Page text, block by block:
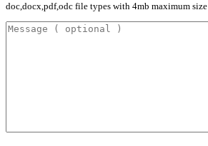
doc,docx,pdf,odc file types with 4mb maximum size